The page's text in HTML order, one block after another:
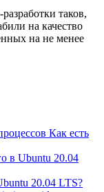
таков,
на качество
на не менее
Как есть
в Ubuntu 20.04
20.04 LTS?